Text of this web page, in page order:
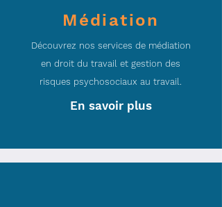
Médiation
Découvrez nos services de médiation
en droit du travail et gestion des
risques psychosociaux au travail.
En savoir plus